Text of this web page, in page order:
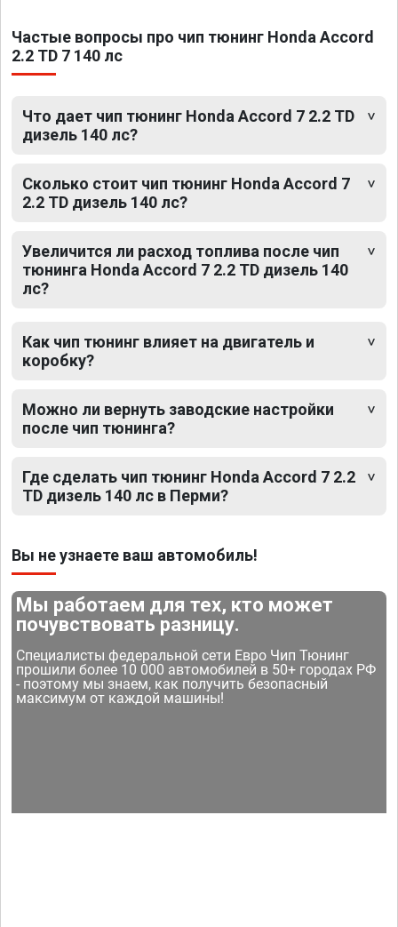
Частые вопросы про чип тюнинг Honda Accord
2.2 TD 7 140 лс
Что дает чип тюнинг Honda Accord 7 2.2 TD
дизель 140 лс?
Сколько стоит чип тюнинг Honda Accord 7
2.2 TD дизель 140 лс?
Увеличится ли расход топлива после чип
тюнинга Honda Accord 7 2.2 TD дизель 140
лс?
Как чип тюнинг влияет на двигатель и
коробку?
Можно ли вернуть заводские настройки
после чип тюнинга?
Где сделать чип тюнинг Honda Accord 7 2.2
TD дизель 140 лс в Перми?
Вы не узнаете ваш автомобиль!
Мы работаем для тех, кто может
почувствовать разницу.
Специалисты федеральной сети Евро Чип Тюнинг
прошили более 10 000 автомобилей в 50+ городах РФ
- поэтому мы знаем, как получить безопасный
максимум от каждой машины!